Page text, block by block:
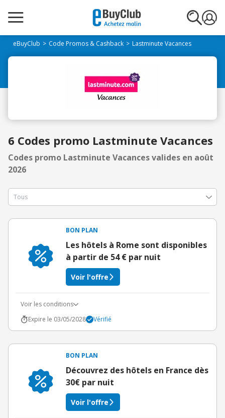
eBuyClub Code Promos & Cashback Lastminute Vacances
6 Codes promo Lastminute Vacances
Codes promo Lastminute Vacances valides en août
2026
BON PLAN
Les hôtels à Rome sont disponibles
à partir de 54 € par nuit
Voir l'offre
Voir les conditions
Expire le 03/05/2028
Vérifié
BON PLAN
Découvrez des hôtels en France dès
30€ par nuit
Voir l'offre